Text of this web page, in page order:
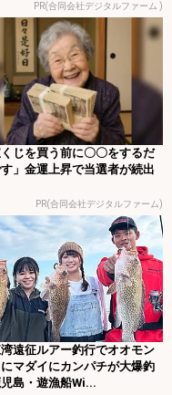
PR(合同会社デジタルファーム )
くじを買う前に〇〇をするだ
」金運上昇で当選者が続出
PR(合同会社デジタルファーム)
遠征ルアー釣行でオオモン
マダイにカンパチが大爆釣
児島・遊漁船Wi...